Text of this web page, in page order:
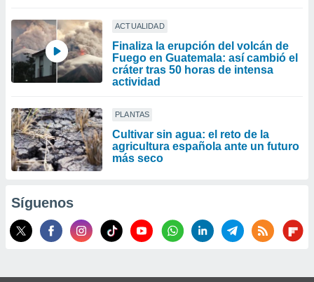
ACTUALIDAD
Finaliza la erupción del volcán de
Fuego en Guatemala: así cambió el
cráter tras 50 horas de intensa
actividad
PLANTAS
Cultivar sin agua: el reto de la
agricultura española ante un futuro
más seco
Síguenos